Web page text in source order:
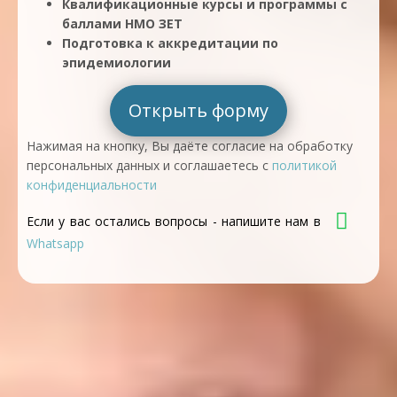
Квалификационные курсы и программы с
баллами НМО ЗЕТ
Подготовка к аккредитации по
эпидемиологии
Открыть форму
Нажимая на кнопку, Вы даёте согласие на обработку
персональных данных и соглашаетесь с политикой
конфиденциальности
Если у вас остались вопросы - напишите нам в
Whatsapp